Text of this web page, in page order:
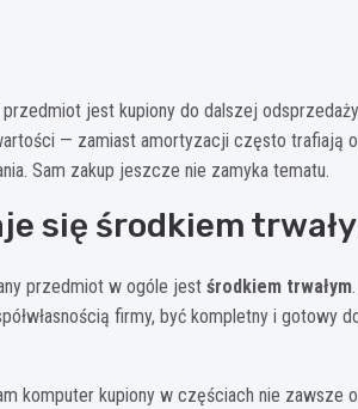
jest kupiony do dalszej
— zamiast amortyzacji często trafiają
Sam zakup jeszcze nie zamyka tematu.
się środkiem
przedmiot w ogóle jest środkiem trwałym
firmy, być kompletny i gotowy
komputer kupiony w częściach nie zawsze